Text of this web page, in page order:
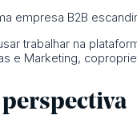
empresa B2B
trabalhar na
e Marketing,